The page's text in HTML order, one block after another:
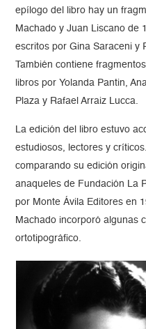
epílogo del libro hay un
Machado y Juan Liscano de
escritos por Gina Saraceni y
También contiene
libros por Yolanda Pantin,
Plaza y Rafael Arraiz Lucca.
La edición del libro estuvo
estudiosos, lectores y
comparando su edición
anaqueles de Fundación La
por Monte Ávila Editores en
Machado incorporó algunas
ortotipográfico.